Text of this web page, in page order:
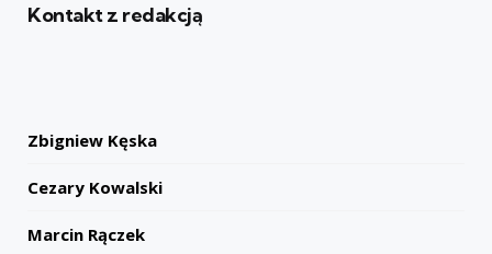
Kontakt z redakcją
Zbigniew Kęska
Cezary Kowalski
Marcin Rączek